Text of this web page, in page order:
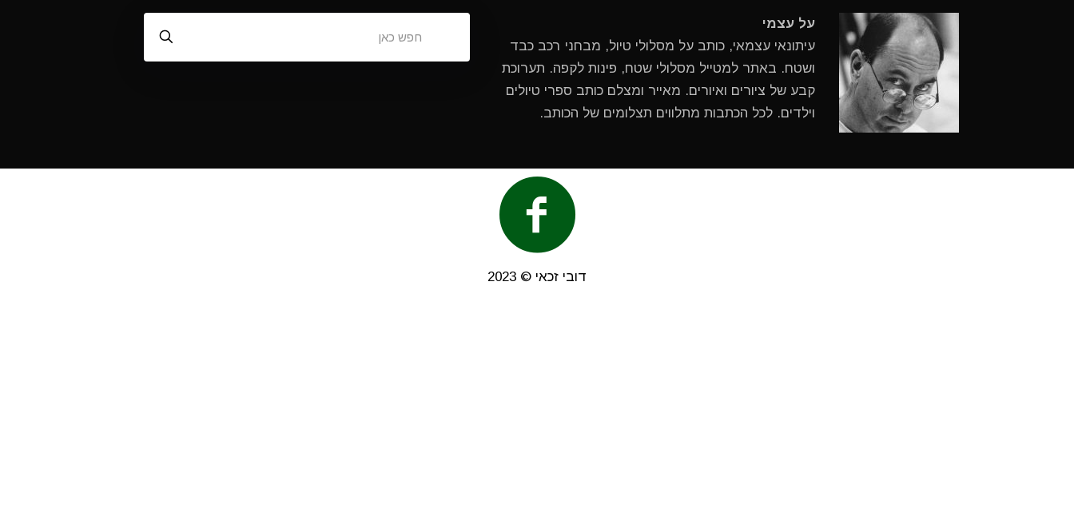
על עצמי
עיתונאי עצמאי, כותב על מסלולי טיול, מבחני רכב כבד
ושטח. באתר למטייל מסלולי שטח, פינות לקפה. תערוכת
קבע של ציורים ואיורים. מאייר ומצלם כותב ספרי טיולים
וילדים. לכל הכתבות מתלווים תצלומים של הכותב.
דובי זכאי © 2023